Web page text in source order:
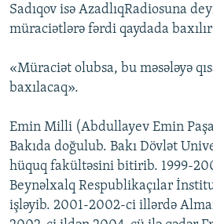
Sadıqov isə AzadlıqRadiosuna
müraciətlərə fərdi qaydada
«Müraciət olubsa, bu məsələyə
baxılacaq».
Emin Milli (Abdullayev Emin
Bakıda doğulub. Bakı Dövlət
hüquq fakültəsini bitirib. 1999-
Beynəlxalq Respublikaçılar
işləyib. 2001-2002-ci illərdə